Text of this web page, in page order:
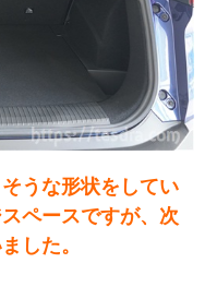
うな形状をしてい
ペースですが、次
した。